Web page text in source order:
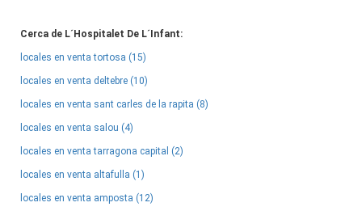
Cerca de L´Hospitalet De L´Infant:
locales en venta tortosa (15)
locales en venta deltebre (10)
locales en venta sant carles de la rapita (8)
locales en venta salou (4)
locales en venta tarragona capital (2)
locales en venta altafulla (1)
locales en venta amposta (12)